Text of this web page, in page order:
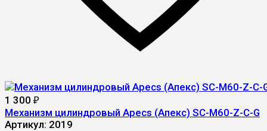
1 300 ₽
Механизм цилиндровый Apecs (Апекс) SC-M60-Z-C-G
Артикул: 2019